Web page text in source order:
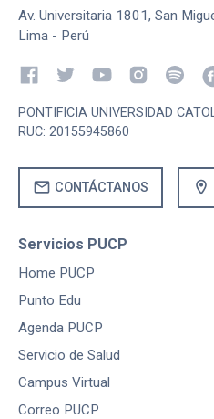
Av. Universitaria 1801, San
Lima - Perú
PONTIFICIA UNIVERSIDAD
RUC: 20155945860
mail CONTÁCTANOS location_on
Servicios PUCP
Home PUCP
Punto Edu
Agenda PUCP
Servicio de Salud
Campus Virtual
Correo PUCP